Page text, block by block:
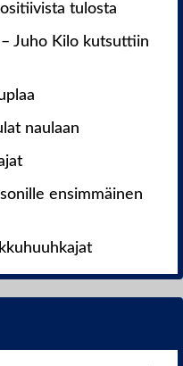
tulosta
Juho Kilo kutsuttiin
naulaan
ensimmäinen